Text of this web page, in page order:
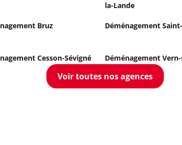
la-Lande
Bruz Déménagement
Cesson-Sévigné Déménagement
Voir toutes nos agences